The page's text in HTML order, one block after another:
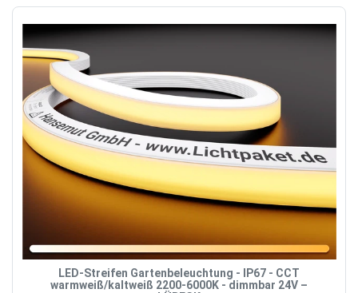
LED-Streifen Gartenbeleuchtung - IP67 - CCT
warmweiß/kaltweiß 2200-6000K - dimmbar 24V –